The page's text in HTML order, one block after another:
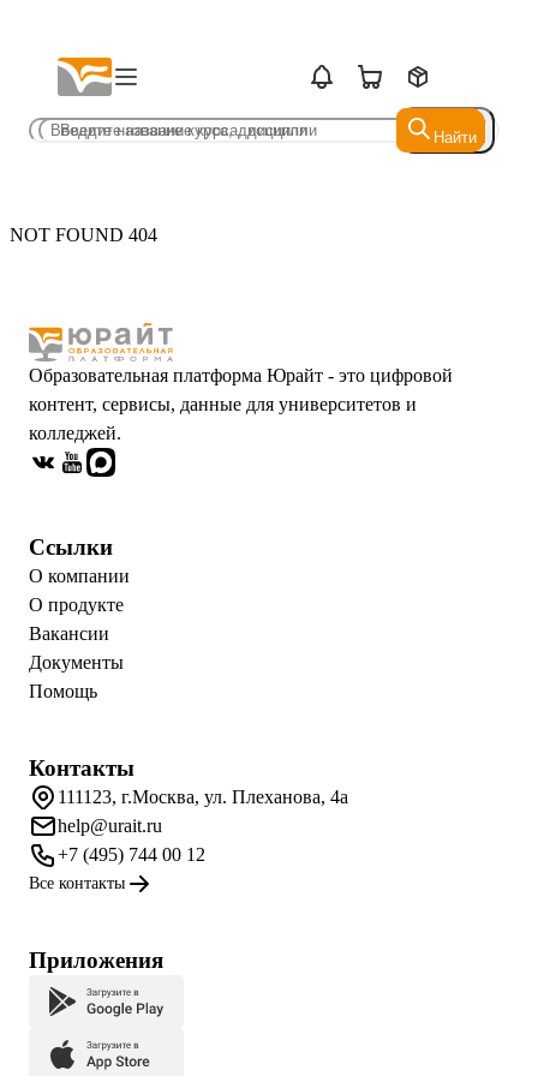
Найти
Найти
NOT FOUND 404
Образовательная платформа Юрайт - это цифровой
контент, сервисы, данные для университетов и
колледжей.
Ссылки
О компании
О продукте
Вакансии
Документы
Помощь
Контакты
111123, г.Москва, ул. Плеханова, 4а
help@urait.ru
+7 (495) 744 00 12
Все контакты
Приложения